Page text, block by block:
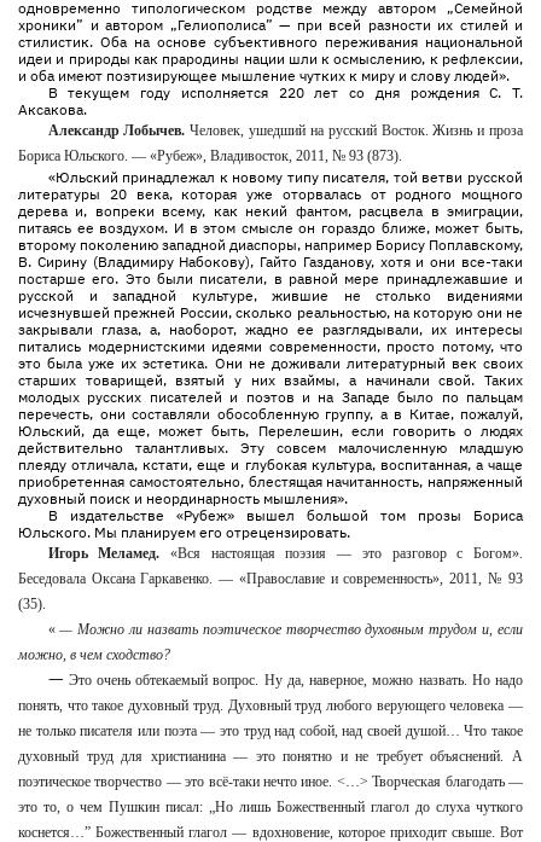
одновременно типологическом родстве между автором „Семейной
хроники” и автором „Гелиополиса” — при всей разности их стилей и
стилистик. Оба на основе субъективного переживания национальной
идеи и природы как прародины нации шли к осмыслению, к рефлексии,
и оба имеют поэтизирующее мышление чутких к миру и слову людей».
В текущем году исполняется 220 лет со дня рождения С. Т.
Аксакова.
Александр Лобычев.Человек, ушедший на русский Восток. Жизнь и проза
Бориса Юльского. — «Рубеж», Владивосток, 2011, № 93 (873).
«Юльский принадлежал к новому типу писателя, той ветви русской
литературы 20 века, которая уже оторвалась от родного мощного
дерева и, вопреки всему, как некий фантом, расцвела в эмиграции,
питаясь ее воздухом. И в этом смысле он гораздо ближе, может быть,
второму поколению западной диаспоры, например Борису Поплавскому,
В. Сирину (Владимиру Набокову), Гайто Газданову, хотя и они все-таки
постарше его. Это были писатели, в равной мере принадлежавшие и
русской и западной культуре, жившие не столько видениями
исчезнувшей прежней России, сколько реальностью, на которую они не
закрывали глаза, а, наоборот, жадно ее разглядывали, их интересы
питались модернистскими идеями современности, просто потому, что
это была уже их эстетика. Они не доживали литературный век своих
старших товарищей, взятый у них взаймы, а начинали свой. Таких
молодых русских писателей и поэтов и на Западе было по пальцам
перечесть, они составляли обособленную группу, а в Китае, пожалуй,
Юльский, да еще, может быть, Перелешин, если говорить о людях
действительно талантливых. Эту совсем малочисленную младшую
плеяду отличала, кстати, еще и глубокая культура, воспитанная, а чаще
приобретенная самостоятельно, блестящая начитанность, напряженный
духовный поиск и неординарность мышления».
В издательстве «Рубеж» вышел большой том прозы Бориса
Юльского. Мы планируем его отрецензировать.
Игорь Меламед. «Вся настоящая поэзия — это разговор с Богом».
Беседовала Оксана Гаркавенко. — «Православие и современность», 2011, № 93
(35).
«— Можно ли назвать поэтическое творчество духовным трудом и, если
можно, в чем сходство?
— Это очень обтекаемый вопрос. Ну да, наверное, можно назвать. Но надо
понять, что такое духовный труд. Духовный труд любого верующего человека —
не только писателя или поэта — это труд над собой, над своей душой… Что такое
духовный труд для христианина — это понятно и не требует объяснений. А
поэтическое творчество — это всё-таки нечто иное. <…> Творческая благодать —
это то, о чем Пушкин писал: „Но лишь Божественный глагол до слуха чуткого
коснется…” Божественный глагол — вдохновение, которое приходит свыше. Вот